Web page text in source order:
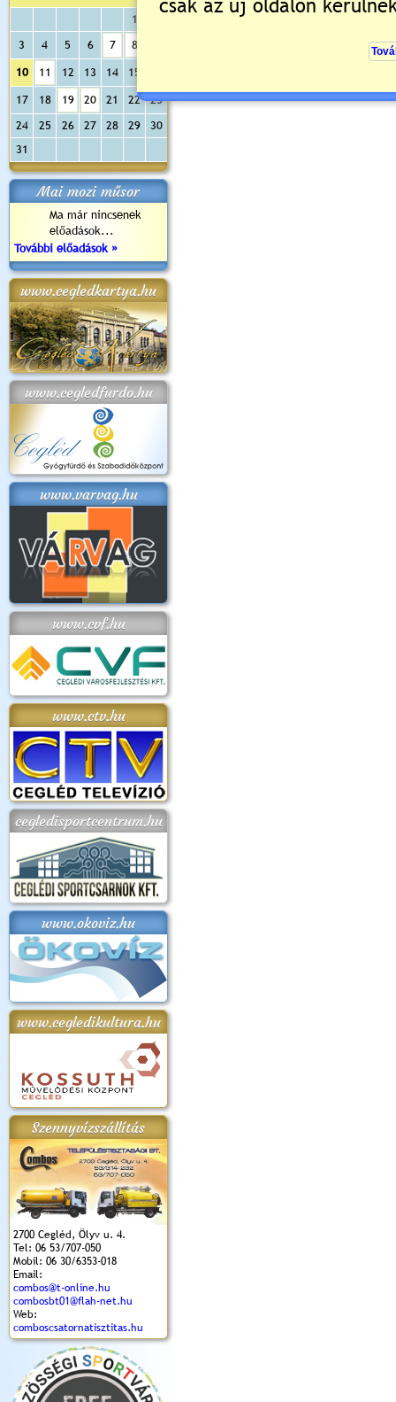
1
3
4 5 6 7 8
10 11 12 13 14 15
17 18 19 20 21 22
23
24
25 26 27 28 29
30
31
Mai mozi műsor
Ma már nincsenek
előadások...
További előadások »
www.cegledkartya.hu
www.cegledfurdo.hu
www.varvag.hu
www.cvf.hu
www.ctv.hu
cegledisportcentrum.hu
www.okoviz.hu
www.cegledikultura.hu
Szennyvízszállítás
2700 Cegléd, Ölyv u. 4.
Tel: 06 53/707-050
Mobil: 06 30/6353-018
Email:
combos@t-online.hu
combosbt01@flah-net.hu
Web:
comboscsatornatisztitas.hu
2018.
Kossuth Toborzó
Ünnepély
Szent István Ünnepe
(2017. 08. 20.)